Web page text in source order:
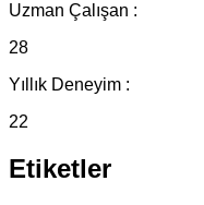
Uzman Çalışan :
28
Yıllık Deneyim :
22
Etiketler